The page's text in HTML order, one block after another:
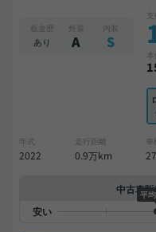
板金歴
あり
外装
A
内装
S
年式
2022
走行距離
0.9万km
車
中古車平